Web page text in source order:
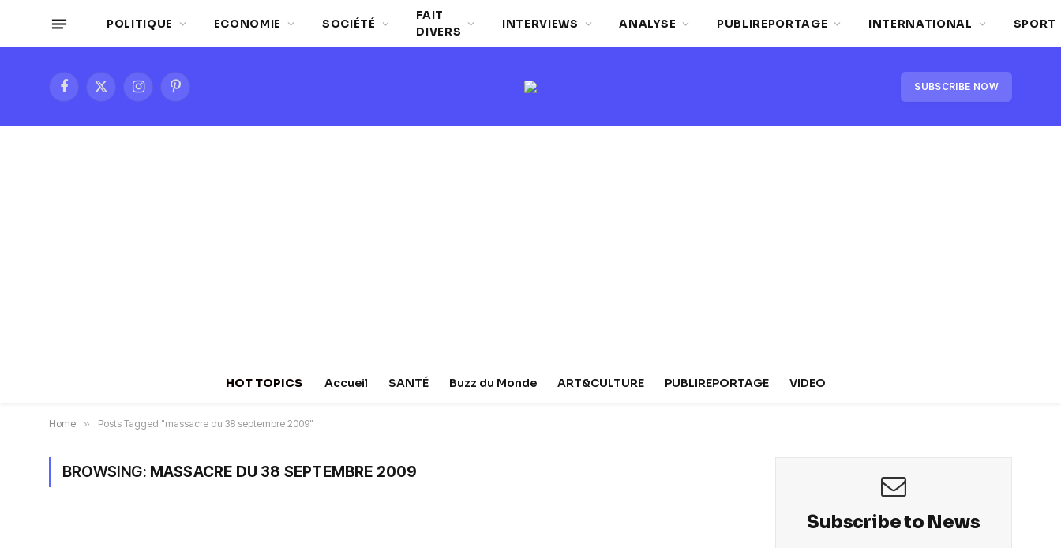
POLITIQUE ECONOMIE SOCIÉTÉ
FAIT
DIVERS
INTERVIEWS ANALYSE PUBLIREPORTAGE INTERNATIONAL SPORT
Facebook
X
InstagramPinterest SUBSCRIBE NOW
HOT TOPICS Accueil SANTÉ Buzz du Monde ART&CULTURE PUBLIREPORTAGE VIDEO
Home » Posts Tagged "massacre du 38 septembre 2009"
BROWSING: MASSACRE DU 38 SEPTEMBRE 2009
Subscribe to News